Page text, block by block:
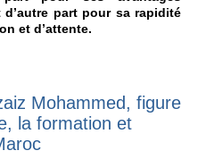
part pour sa rapidité
et d’attente.
Mohammed, figure
la formation et